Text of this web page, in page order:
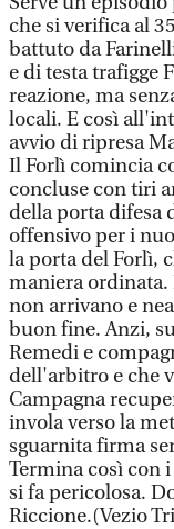
che si verifica al
battuto da
e di testa trafigge
reazione, ma
locali. E così
avvio di ripresa
Il Forlì comincia
concluse con tiri
della porta difesa
offensivo per i
la porta del Forlì,
maniera
non arrivano e
buon fine. Anzi,
Remedi e
dell'arbitro e che
Campagna
invola verso la
sguarnita firma
Termina così con
si fa pericolosa.
Riccione.(Vezio